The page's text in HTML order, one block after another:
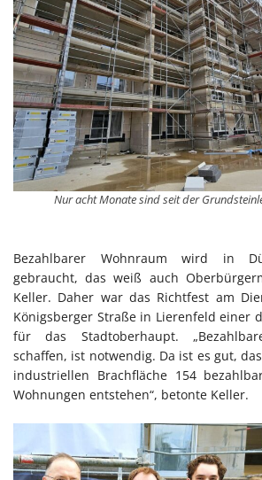
Nur acht Monate sind seit der
Bezahlbarer Wohnraum wird in
gebraucht, das weiß auch
Keller. Daher war das Richtfest am
Königsberger Straße in Lierenfeld einer
für das Stadtoberhaupt.
schaffen, ist notwendig. Da ist es gut,
industriellen Brachfläche 154
Wohnungen entstehen“, betonte Keller.